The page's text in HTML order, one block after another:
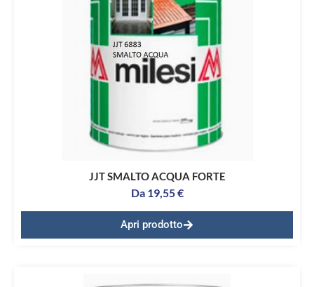
JJT SMALTO ACQUA FORTE
Da 19,55€
Apri prodotto